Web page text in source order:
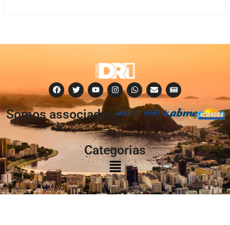
Somos associados
à:
Categorias